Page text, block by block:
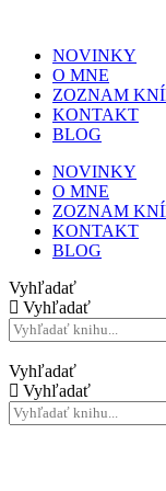
NOVINKY
O MNE
ZOZNAM
KONTAKT
BLOG
NOVINKY
O MNE
ZOZNAM
KONTAKT
BLOG
Vyhľadať
Vyhľadať
Vyhľadať
Vyhľadať